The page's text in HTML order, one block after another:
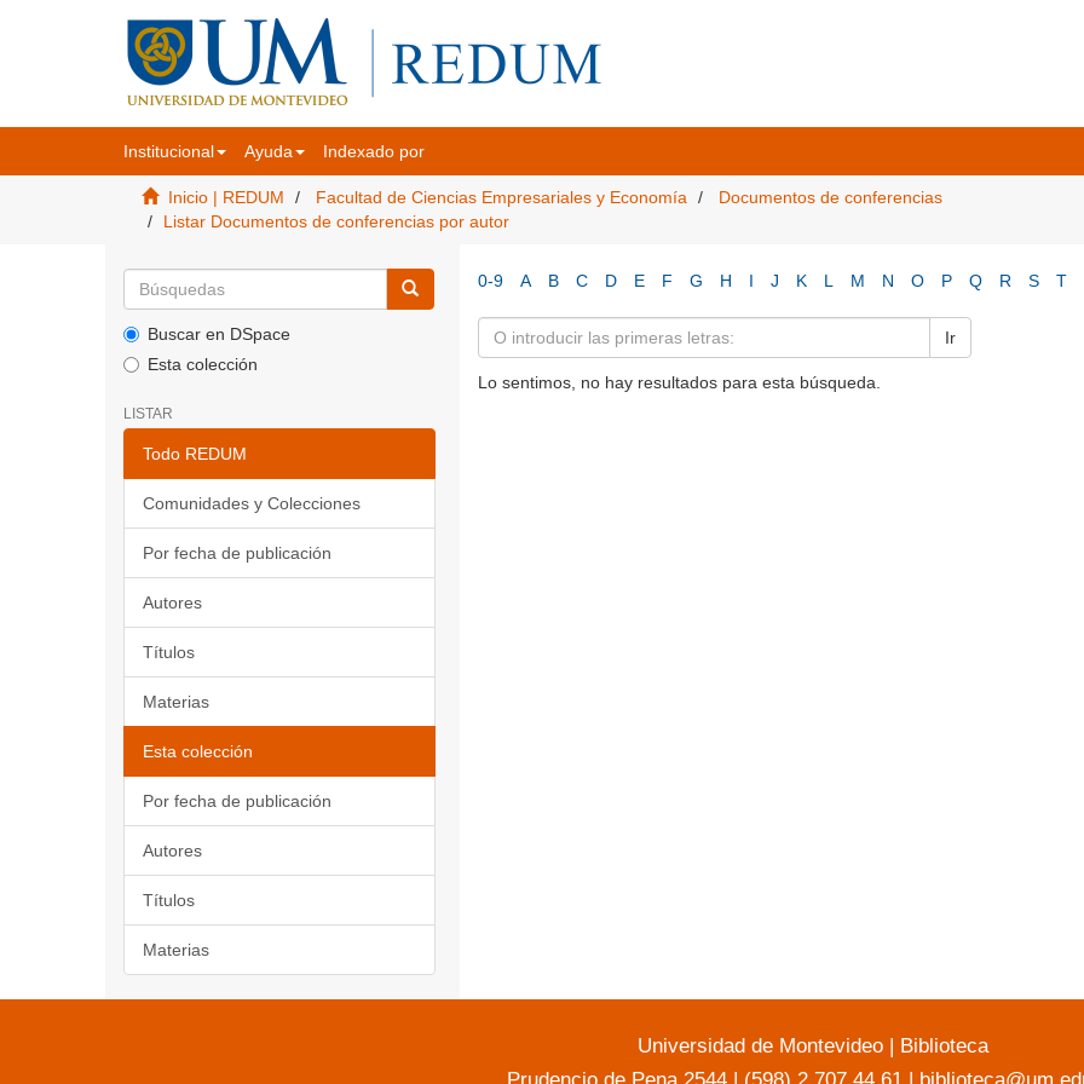
Institucional Ayuda Indexado por
Inicio | REDUM Facultad de Ciencias Empresariales y Economía
Documentos de conferencias
Listar Documentos de conferencias por autor
Buscar en DSpace
Esta colección
LISTAR
Todo REDUM
Comunidades y Colecciones
Por fecha de publicación
Autores
Títulos
Materias
Esta colección
Por fecha de publicación
Autores
Títulos
Materias
0-9 A B C D E F G H I J K L M N O P Q R S T
Ir
Lo sentimos, no hay resultados para esta búsqueda.
Universidad de Montevideo | Biblioteca